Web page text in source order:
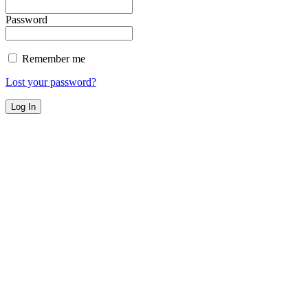
Password
Remember me
Lost your password?